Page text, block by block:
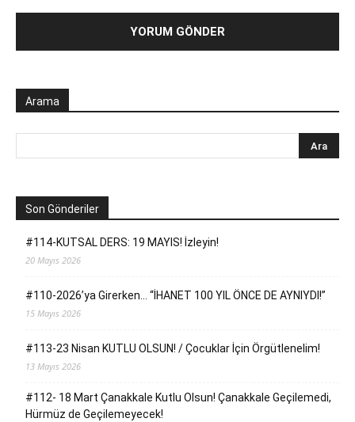
Arama
Son Gönderiler
#114-KUTSAL DERS: 19 MAYIS! İzleyin!
20 Mayıs 2026
#110-2026’ya Girerken… “İHANET 100 YIL ÖNCE DE AYNIYDI!”
15 Mayıs 2026
#113-23 Nisan KUTLU OLSUN! / Çocuklar İçin Örgütlenelim!
13 Mayıs 2026
#112- 18 Mart Çanakkale Kutlu Olsun! Çanakkale Geçilemedi,
Hürmüz de Geçilemeyecek!